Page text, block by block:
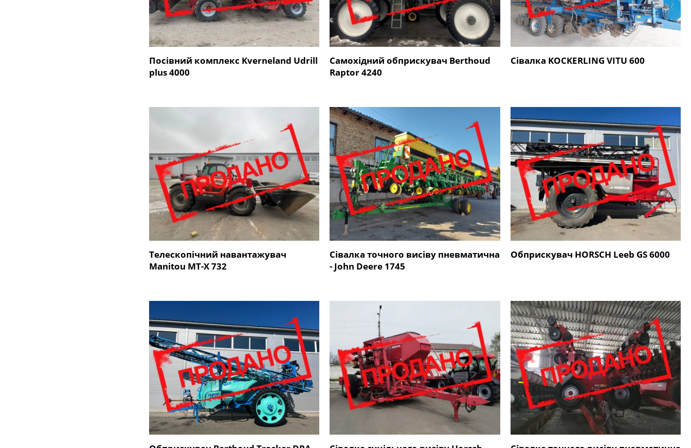
Посівний комплекс Kverneland Udrill
plus 4000
Самохідний обприскувач Berthoud
Raptor 4240
Сівалка KOCKERLING VITU 600
Телескопічний навантажувач
Manitou MT-X 732
Сівалка точного висіву пневматична
- John Deere 1745
Обприскувач HORSCH Leeb GS 6000